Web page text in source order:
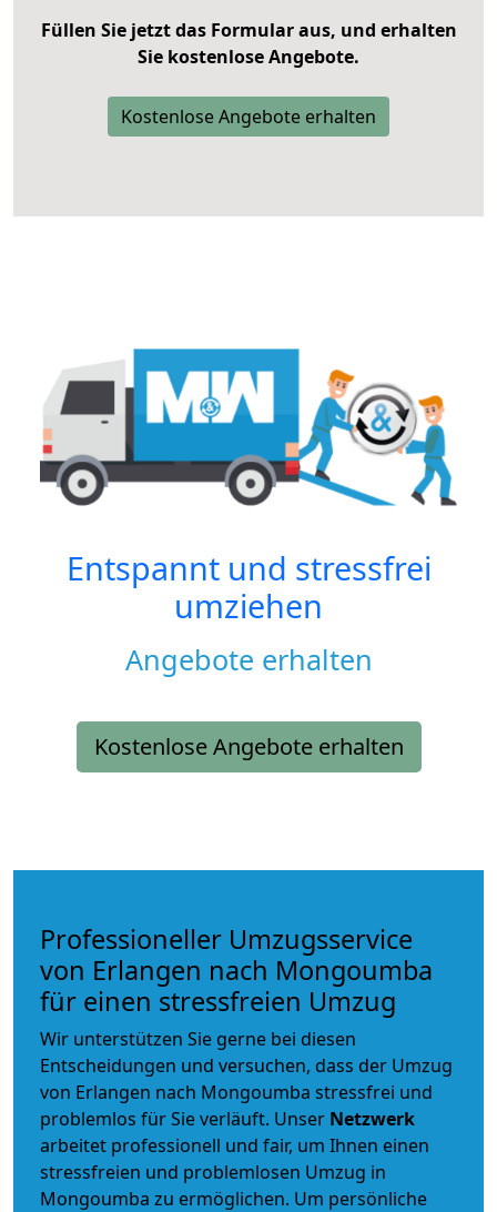
Füllen Sie jetzt das Formular aus, und erhalten
Sie kostenlose Angebote.
Kostenlose Angebote erhalten
Entspannt und stressfrei
umziehen
Angebote erhalten
Kostenlose Angebote erhalten
Professioneller Umzugsservice
von Erlangen nach Mongoumba
für einen stressfreien Umzug
Wir unterstützen Sie gerne bei diesen
Entscheidungen und versuchen, dass der Umzug
von Erlangen nach Mongoumba stressfrei und
problemlos für Sie verläuft. Unser Netzwerk
arbeitet professionell und fair, um Ihnen einen
stressfreien und problemlosen Umzug in
Mongoumba zu ermöglichen. Um persönliche